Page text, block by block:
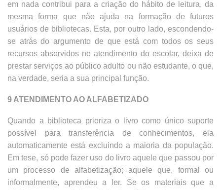
em nada contribui para a criação do hábito de leitura, da
mesma forma que não ajuda na formação de futuros
usuários de bibliotecas. Esta, por outro lado, escondendo-
se atrás do argumento de que está com todos os seus
recursos absorvidos no atendimento do escolar, deixa de
prestar serviços ao público adulto ou não estudante, o que,
na verdade, seria a sua principal função.
9 ATENDIMENTO AO ALFABETIZADO
Quando a biblioteca prioriza o livro como único suporte
possível para transferência de conhecimentos, ela
automaticamente está excluindo a maioria da população.
Em tese, só pode fazer uso do livro aquele que passou por
um processo de alfabetização; aquele que, formal ou
informalmente, aprendeu a ler. Se os materiais que a